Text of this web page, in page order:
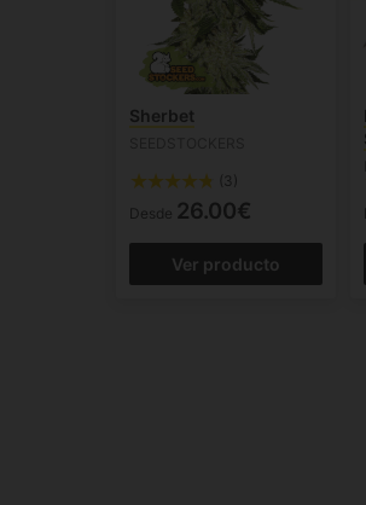
Sherbet
(3)
Desde 26.00€
Ver producto